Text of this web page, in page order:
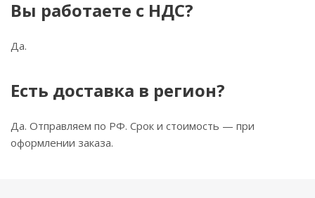
Вы работаете с НДС?
Да.
Есть доставка в регион?
Да. Отправляем по РФ. Срок и стоимость — при
оформлении заказа.